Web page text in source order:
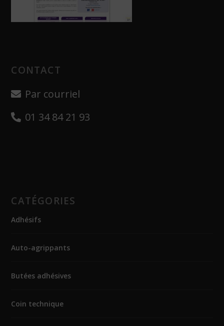
CONTACT
Par courriel
01 34 84 21 93
CATÉGORIES
Adhésifs
Auto-agrippants
Butées adhésives
Coin technique